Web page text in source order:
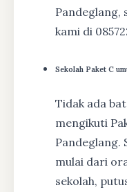
Pandeglang,
kami di
Sekolah Paket C
Tidak ada
mengikuti
Pandeglang.
mulai dari
sekolah,